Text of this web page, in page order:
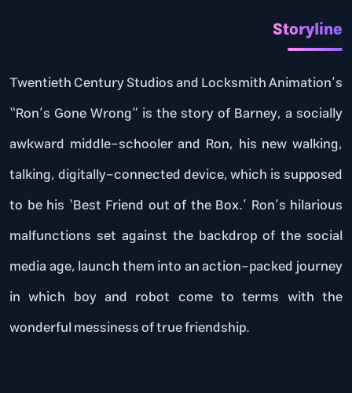
Storyline
Twentieth Century Studios and Locksmith Animation’s
“Ron’s Gone Wrong” is the story of Barney, a socially
awkward middle-schooler and Ron, his new walking,
talking, digitally-connected device, which is supposed
to be his ‘Best Friend out of the Box.’ Ron’s hilarious
malfunctions set against the backdrop of the social
media age, launch them into an action-packed journey
in which boy and robot come to terms with the
wonderful messiness of true friendship.